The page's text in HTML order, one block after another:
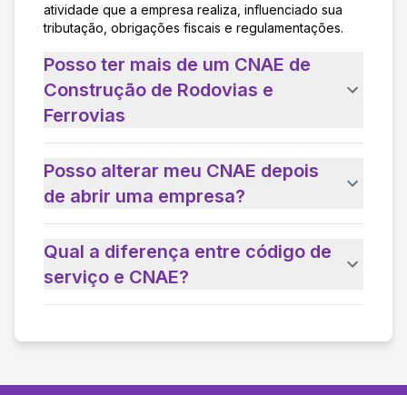
atividade que a empresa realiza, influenciado sua
tributação, obrigações fiscais e regulamentações.
Posso ter mais de um CNAE de
Construção de Rodovias e
Ferrovias
Posso alterar meu CNAE depois
de abrir uma empresa?
Qual a diferença entre código de
serviço e CNAE?